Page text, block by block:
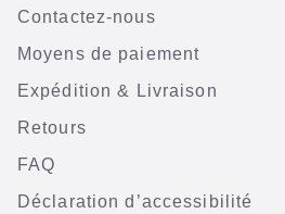
Contactez-nous
Moyens de paiement
Expédition & Livraison
Retours
FAQ
Déclaration d’accessibilité